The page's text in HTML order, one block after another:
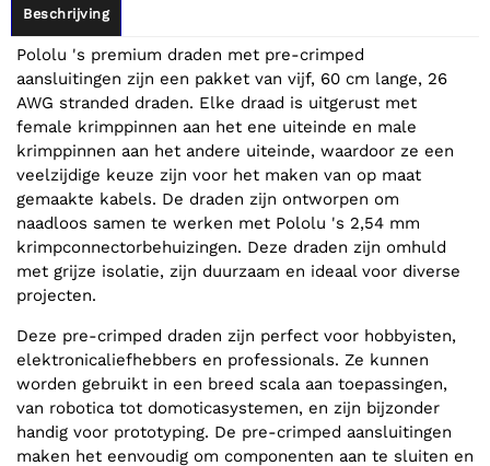
Beschrijving
Pololu 's premium draden met pre-crimped
aansluitingen zijn een pakket van vijf, 60 cm lange, 26
AWG stranded draden. Elke draad is uitgerust met
female krimppinnen aan het ene uiteinde en male
krimppinnen aan het andere uiteinde, waardoor ze een
veelzijdige keuze zijn voor het maken van op maat
gemaakte kabels. De draden zijn ontworpen om
naadloos samen te werken met Pololu 's 2,54 mm
krimpconnectorbehuizingen. Deze draden zijn omhuld
met grijze isolatie, zijn duurzaam en ideaal voor diverse
projecten.
Deze pre-crimped draden zijn perfect voor hobbyisten,
elektronicaliefhebbers en professionals. Ze kunnen
worden gebruikt in een breed scala aan toepassingen,
van robotica tot domoticasystemen, en zijn bijzonder
handig voor prototyping. De pre-crimped aansluitingen
maken het eenvoudig om componenten aan te sluiten en